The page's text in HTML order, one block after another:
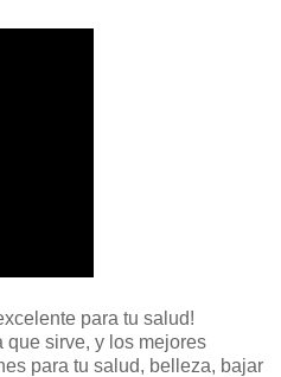
para tu salud!
que sirve, y los mejores
para tu salud, belleza, bajar